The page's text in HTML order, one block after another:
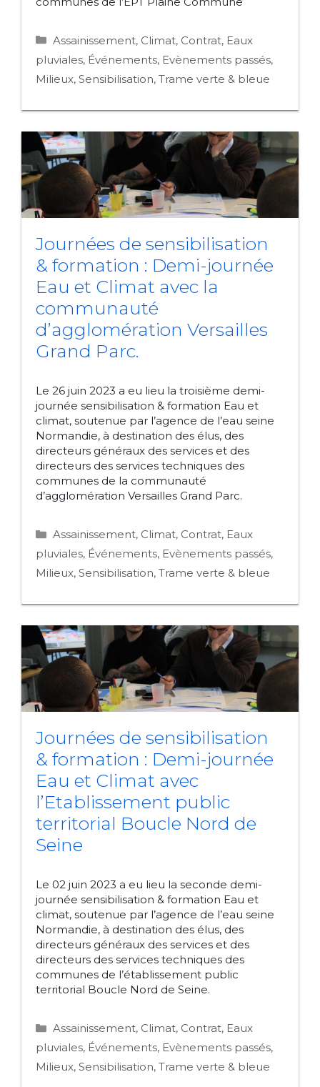
Catégories
Assainissement, Climat, Contrat, Eaux
pluviales, Événements, Evènements passés,
Milieux, Sensibilisation, Trame verte & bleue
Journées de sensibilisation
& formation : Demi-journée
Eau et Climat avec la
communauté
d’agglomération Versailles
Grand Parc.
Le 26 juin 2023 a eu lieu la troisième demi-
journée sensibilisation & formation Eau et
climat, soutenue par l’agence de l’eau seine
Normandie, à destination des élus, des
directeurs généraux des services et des
directeurs des services techniques des
communes de la communauté
d’agglomération Versailles Grand Parc.
Catégories
Assainissement, Climat, Contrat, Eaux
pluviales, Événements, Evènements passés,
Milieux, Sensibilisation, Trame verte & bleue
Journées de sensibilisation
& formation : Demi-journée
Eau et Climat avec
l’Etablissement public
territorial Boucle Nord de
Seine
Le 02 juin 2023 a eu lieu la seconde demi-
journée sensibilisation & formation Eau et
climat, soutenue par l’agence de l’eau seine
Normandie, à destination des élus, des
directeurs généraux des services et des
directeurs des services techniques des
communes de l’établissement public
territorial Boucle Nord de Seine.
Catégories
Assainissement, Climat, Contrat, Eaux
pluviales, Événements, Evènements passés,
Milieux, Sensibilisation, Trame verte & bleue